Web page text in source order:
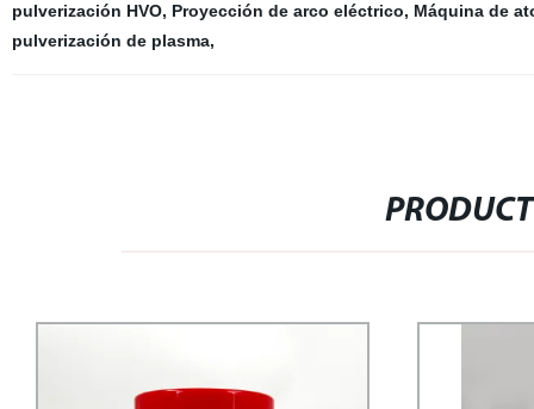
pulverización HVO, Proyección de arco eléctrico, Máquina de
pulverización de plasma,